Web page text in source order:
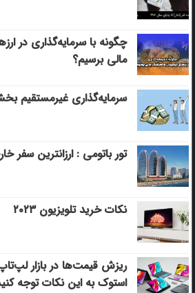
چگونه با سرمایه‌گذاری در
مالی برسیم؟
سرمایه‌گذاری غیرمستقیم
تور باتومی : ارزانترین سفر
نکات خرید تلویزیون ۲۰۲۳
ریزش قیمت‌ها در بازار
استوک به این نکات توجه